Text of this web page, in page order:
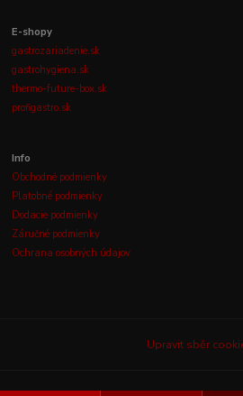
E-shopy
gastrozariadenie.sk
gastrohygiena.sk
thermo-future-box.sk
profigastro.sk
Info
Obchodné podmienky
Platobné podmienky
Dodacie podmienky
Záručné podmienky
Ochrana osobných údajov
Upravit sběr